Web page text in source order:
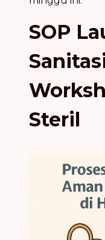
SOP
Steril